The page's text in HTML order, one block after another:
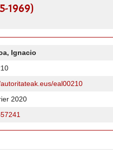
1969)
Ignacio
eal00210
2020